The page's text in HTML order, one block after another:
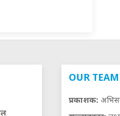
OUR TEAM
प्रकाशक: